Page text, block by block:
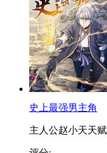
史上最强男主角
主人公赵小天天